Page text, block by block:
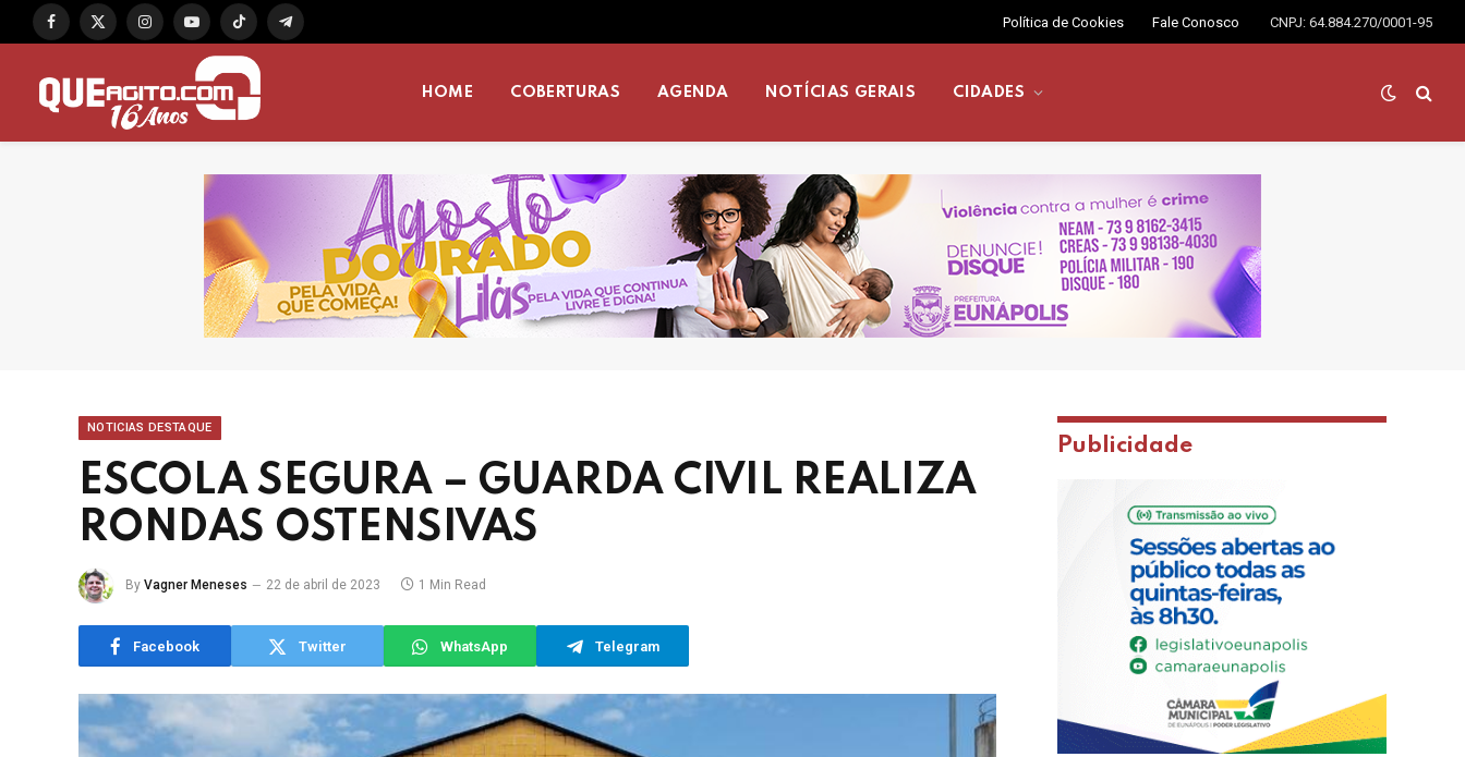
Facebook
X
InstagramYouTubeTikTok Telegram
Política de Cookies Fale Conosco CNPJ: 64.884.270/0001-95
HOME COBERTURAS AGENDA NOTÍCIAS GERAIS CIDADES
NOTICIAS DESTAQUE
ESCOLA SEGURA – GUARDA CIVIL REALIZA
RONDAS OSTENSIVAS
By Vagner Meneses 22 de abril de 2023 1 Min Read
Facebook Twitter WhatsApp Telegram
Publicidade